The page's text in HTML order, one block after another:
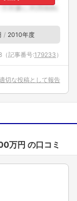
2010年度
（記事番号:179233 ）
切な投稿として報告
万円 の口コミ